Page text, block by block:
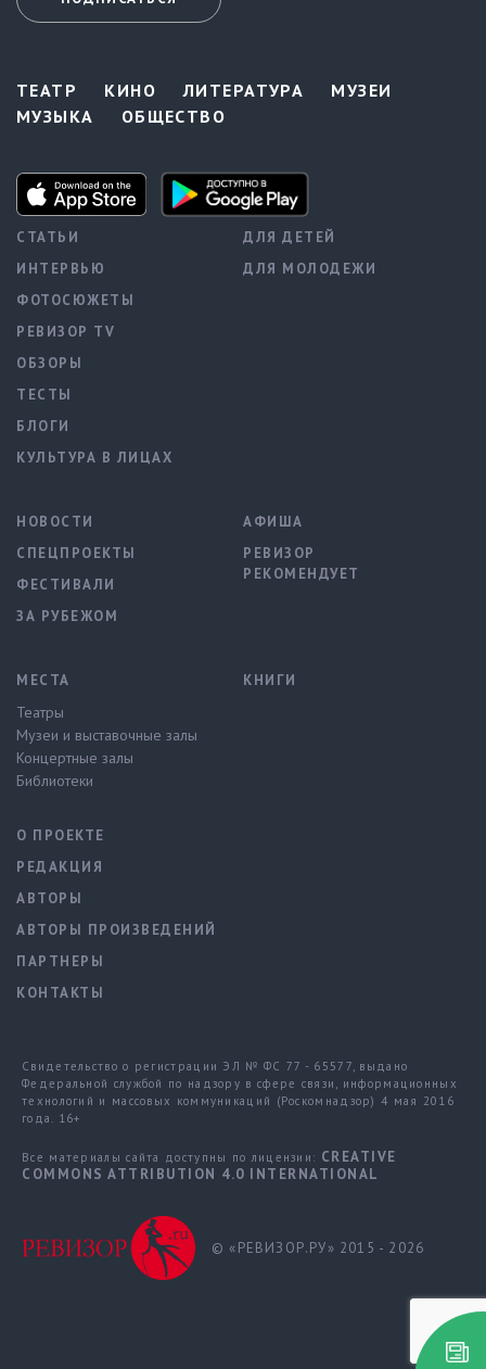
ТЕАТР КИНО ЛИТЕРАТУРА
МУЗЕИ
МУЗЫКА
ОБЩЕСТВО
СТАТЬИ
ИНТЕРВЬЮ
ФОТОСЮЖЕТЫ
РЕВИЗОР TV
ОБЗОРЫ
ТЕСТЫ
БЛОГИ
КУЛЬТУРА В ЛИЦАХ
ДЛЯ ДЕТЕЙ
ДЛЯ МОЛОДЕЖИ
НОВОСТИ
СПЕЦПРОЕКТЫ
ФЕСТИВАЛИ
ЗА РУБЕЖОМ
АФИША
РЕВИЗОР
РЕКОМЕНДУЕТ
МЕСТА
Театры
Музеи и выставочные залы
Концертные залы
Библиотеки
КНИГИ
О ПРОЕКТЕ
РЕДАКЦИЯ
АВТОРЫ
АВТОРЫ ПРОИЗВЕДЕНИЙ
ПАРТНЕРЫ
КОНТАКТЫ
Свидетельство о регистрации ЭЛ № ФС 77 - 65577, выдано
Федеральной службой по надзору в сфере связи, информационных
технологий и массовых коммуникаций (Роскомнадзор) 4 мая 2016
года. 16+
Все материалы сайта доступны по лицензии: CREATIVE
COMMONS ATTRIBUTION 4.0 INTERNATIONAL
© «РЕВИЗОР.РУ» 2015 - 2026